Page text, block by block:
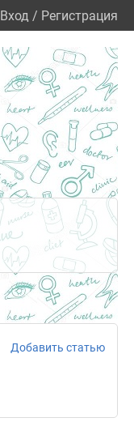
Вход / Регистрация
Добавить статью